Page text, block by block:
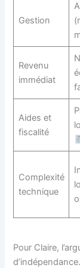
Gestion
Revenu
immédiat
Aides et
fiscalité
Complexité
technique
Pour Claire,